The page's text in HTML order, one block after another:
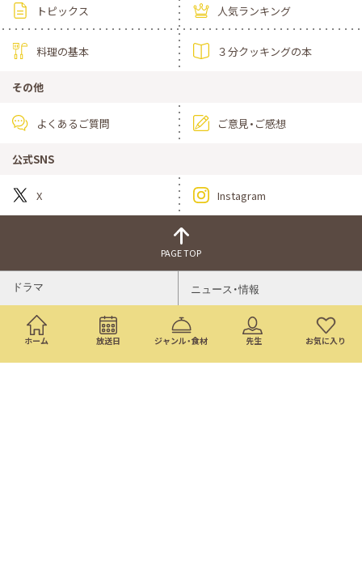
ホーム 放送日 ジャンル・食材 先生 お気に入り
トピックス 人気ランキング
料理の基本 ３分クッキングの本
その他
よくあるご質問 ご意見・ご感想
公式SNS
X Instagram
PAGE TOP
ドラマ ニュース・情報
バラエティ・音楽 映画
スポーツ アニメ